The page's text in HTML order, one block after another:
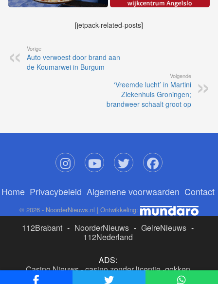
[jetpack-related-posts]
Vorige
Auto verwoest door brand aan
de Koumarwei in Burgum
Volgende
‘Vreemde lucht’ in Martini
Ziekenhuis Groningen;
brandweer schaalt groot op
Home Privacybeleid Algemene voorwaarden Contact
© 2026 - NoorderNieuws.nl | Ontwikkeling:
112Brabant - NoorderNieuws - GelreNieuws -
112Nederland
ADS:
Casino Nieuws-casino zonder licentie-gokken
buitenlandse site
beste online casino nederland